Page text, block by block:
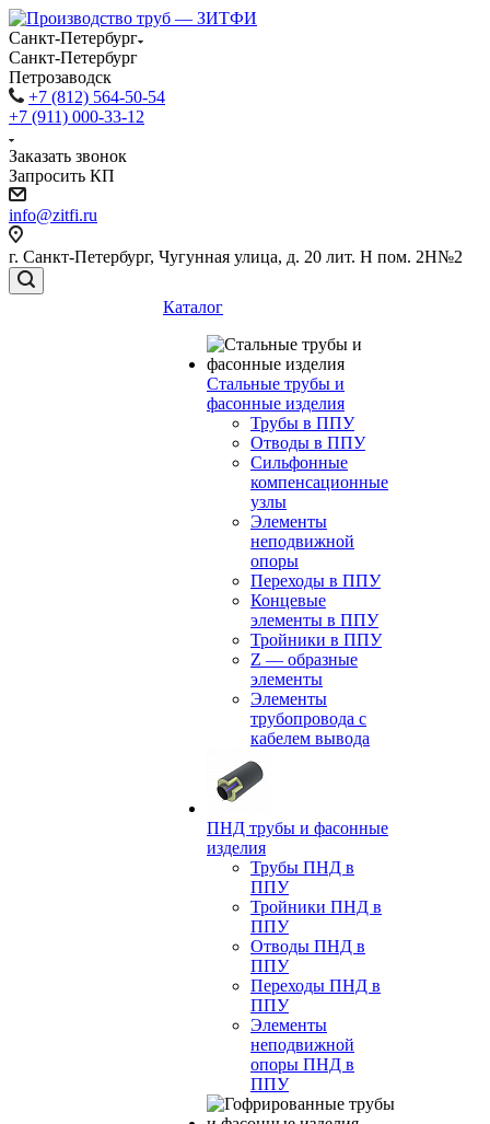
Санкт-Петербург
Санкт-Петербург
Петрозаводск
+7 (812) 564-50-54
+7 (911) 000-33-12
Заказать звонок
Запросить КП
info@zitfi.ru
г. Санкт-Петербург, Чугунная улица, д. 20 лит. Н пом. 2Н№2
Каталог
Стальные трубы и
фасонные изделия
Трубы в ППУ
Отводы в ППУ
Сильфонные
компенсационные
узлы
Элементы
неподвижной
опоры
Переходы в ППУ
Концевые
элементы в ППУ
Тройники в ППУ
Z — образные
элементы
Элементы
трубопровода с
кабелем вывода
ПНД трубы и фасонные
изделия
Трубы ПНД в
ППУ
Тройники ПНД в
ППУ
Отводы ПНД в
ППУ
Переходы ПНД в
ППУ
Элементы
неподвижной
опоры ПНД в
ППУ